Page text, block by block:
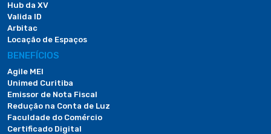
Hub da XV
Valida ID
Arbitac
Locação de Espaços
BENEFÍCIOS
Agile MEI
Unimed Curitiba
Emissor de Nota Fiscal
Redução na Conta de Luz
Faculdade do Comércio
Certificado Digital